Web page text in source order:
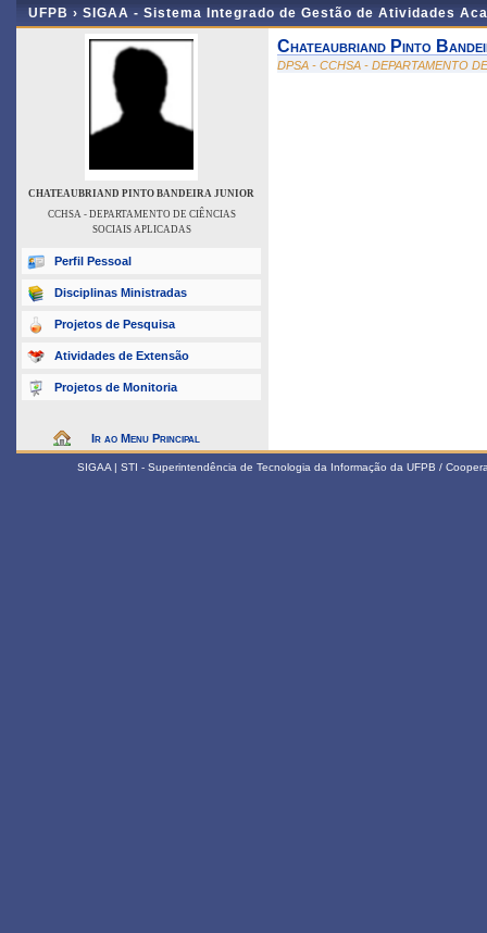
UFPB › SIGAA - Sistema Integrado de Gestão de Atividades
CHATEAUBRIAND PINTO BANDEIRA JUNIOR
CCHSA - DEPARTAMENTO DE CIÊNCIAS
SOCIAIS APLICADAS
Perfil Pessoal
Disciplinas Ministradas
Projetos de Pesquisa
Atividades de Extensão
Projetos de Monitoria
Ir ao Menu Principal
Chateaubriand Pinto
DPSA - CCHSA - DEPARTAMENTO
SIGAA | STI - Superintendência de Tecnologia da Informação da UFPB /